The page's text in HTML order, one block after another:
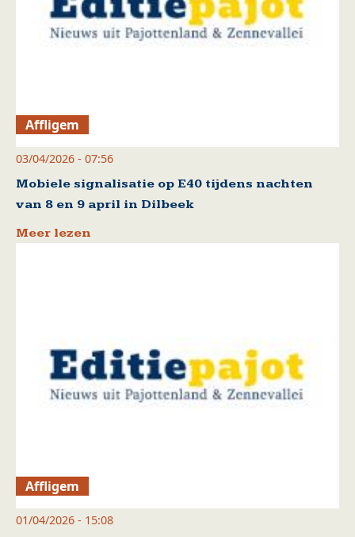
Affligem
03/04/2026 - 07:56
Mobiele signalisatie op E40 tijdens nachten
van 8 en 9 april in Dilbeek
Meer lezen
Affligem
01/04/2026 - 15:08